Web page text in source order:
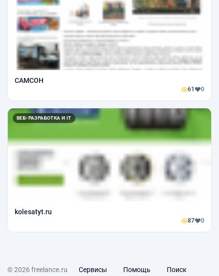
САМСОН
61 0
ВЕБ-РАЗРАБОТКА И IT
kolesatyt.ru
87 0
© 2026 freelance.ru Сервисы Помощь Поиск